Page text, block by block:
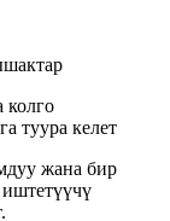
колго
туура келет
жана бир